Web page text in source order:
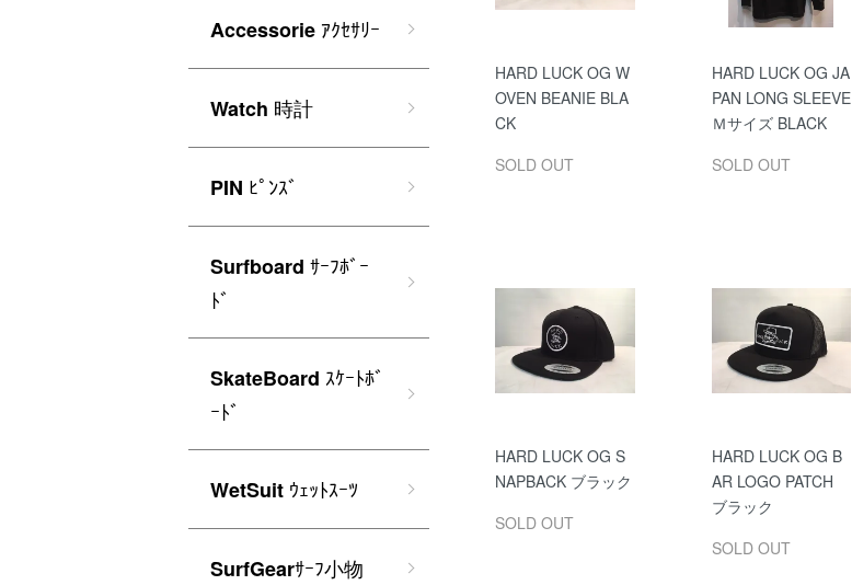
HARD LUCK OG W
OVEN BEANIE BLA
CK
SOLD OUT
HARD LUCK OG JA
PAN LONG SLEEVE
Ｍサイズ BLACK
SOLD OUT
HARD LUCK OG S
NAPBACK ブラック
SOLD OUT
HARD LUCK OG B
AR LOGO PATCH
ブラック
SOLD OUT
Accessorie ｱｸｾｻﾘｰ
Watch 時計
PIN ﾋﾟﾝｽﾞ
Surfboard ｻｰﾌﾎﾞｰ
ﾄﾞ
SkateBoard ｽｹｰﾄﾎﾞ
ｰﾄﾞ
WetSuit ｳｪｯﾄｽｰﾂ
SurfGearｻｰﾌ小物